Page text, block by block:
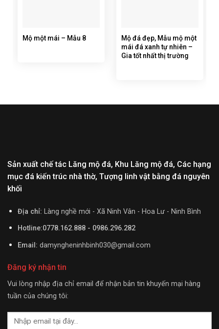
Mộ một mái – Mẫu 8
Mộ đá đẹp, Mẫu mộ một
mái đá xanh tự nhiên –
Gia tốt nhất thị trường
Sản xuất chế tác Lăng mộ đá, Khu Lăng mộ đá, Các hạng
mục đá kiến trúc nhà thờ, Tượng linh vật bằng đá nguyên
khối
Địa chỉ: Làng nghề mới - Xã Ninh Vân - Hoa Lư - Ninh Bình
Hotline:0778.162.888 - 0986.296.282
Email: damyngheninhbinh030@gmail.com
Đăng ký nhận tin
Vui lòng nhập địa chỉ email để nhận bản tin khuyến mại hàng
tuần của chúng tôi: